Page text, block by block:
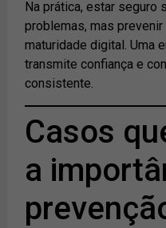
Na prática, estar seguro
problemas, mas
maturidade digital. Uma
transmite confiança e
consistente.
Casos
a